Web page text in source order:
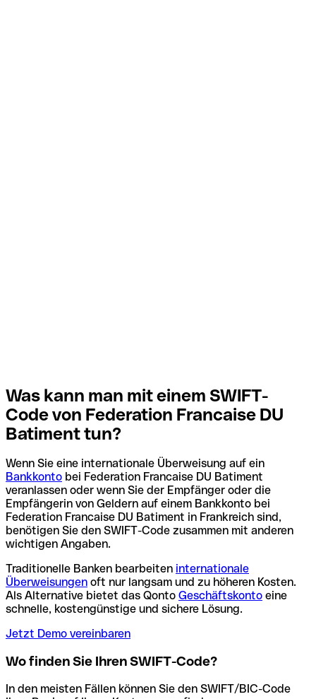
Was kann man mit einem SWIFT-
Code von Federation Francaise DU
Batiment tun?
Wenn Sie eine internationale Überweisung auf ein
Bankkonto bei Federation Francaise DU Batiment
veranlassen oder wenn Sie der Empfänger oder die
Empfängerin von Geldern auf einem Bankkonto bei
Federation Francaise DU Batiment in Frankreich sind,
benötigen Sie den SWIFT-Code zusammen mit anderen
wichtigen Angaben.
Traditionelle Banken bearbeiten internationale
Überweisungen oft nur langsam und zu höheren Kosten.
Als Alternative bietet das Qonto Geschäftskonto eine
schnelle, kostengünstige und sichere Lösung.
Jetzt Demo vereinbaren
Wo finden Sie Ihren SWIFT-Code?
In den meisten Fällen können Sie den SWIFT/BIC-Code